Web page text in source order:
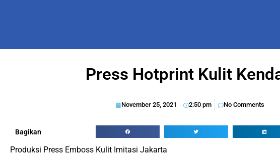
Press Hotprint Kulit
November 25, 2021 2:50 pm No Comments
Bagikan
Produksi Press Emboss Kulit Imitasi Jakarta